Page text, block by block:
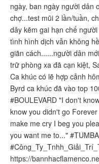
ngày, ban ngày người dân
chợ...test mũi 2 lần/tuần,
dây kẽm gai hạn chế
tình hình dịch vẫn không
giãn cách......người dân
trữ phòng xa đã cạn kiệt,
Ca khúc có lẽ hợp cảnh
Byrd ca khúc đã vào top
#BOULEVARD "I don't
know you didn't go
make me cry I beg you
you want me to..."
https://